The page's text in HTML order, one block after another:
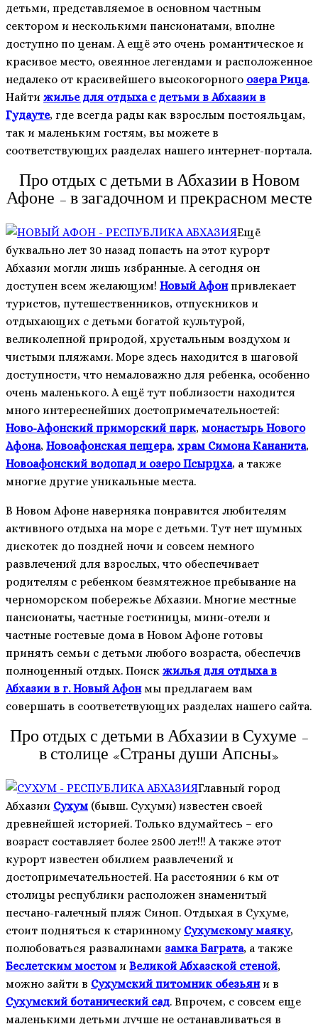
детьми, представляемое в основном частным
сектором и несколькими пансионатами, вполне
доступно по ценам. А ещё это очень романтическое и
красивое место, овеянное легендами и расположенное
недалеко от красивейшего высокогорного озера Рица.
Найти жилье для отдыха с детьми в Абхазии в
Гудауте, где всегда рады как взрослым постояльцам,
так и маленьким гостям, вы можете в
соответствующих разделах нашего интернет-портала.
Про отдых с детьми в Абхазии в Новом
Афоне – в загадочном и прекрасном месте
Ещё
буквально лет 30 назад попасть на этот курорт
Абхазии могли лишь избранные. А сегодня он
доступен всем желающим! Новый Афонпривлекает
туристов, путешественников, отпускников и
отдыхающих с детьми богатой культурой,
великолепной природой, хрустальным воздухом и
чистыми пляжами. Море здесь находится в шаговой
доступности, что немаловажно для ребенка, особенно
очень маленького. А ещё тут поблизости находится
много интереснейших достопримечательностей:
Ново-Афонский приморский парк, монастырь Нового
Афона, Новоафонская пещера, храм Симона Кананита,
Новоафонский водопад и озеро Псырцха, а также
многие другие уникальные места.
В Новом Афоне наверняка понравится любителям
активного отдыха на море с детьми. Тут нет шумных
дискотек до поздней ночи и совсем немного
развлечений для взрослых, что обеспечивает
родителям с ребенком безмятежное пребывание на
черноморском побережье Абхазии. Многие местные
пансионаты, частные гостиницы, мини-отели и
частные гостевые дома в Новом Афоне готовы
принять семьи с детьми любого возраста, обеспечив
полноценный отдых. Поиск жилья для отдыха в
Абхазии в г. Новый Афонмы предлагаем вам
совершать в соответствующих разделах нашего сайта.
Про отдых с детьми в Абхазии в Сухуме –
в столице «Страны души Апсны»
Главный город
Абхазии Сухум (бывш. Сухуми) известен своей
древнейшей историей. Только вдумайтесь – его
возраст составляет более 2500 лет!!! А также этот
курорт известен обилием развлечений и
достопримечательностей. На расстоянии 6 км от
столицы республики расположен знаменитый
песчано-галечный пляж Синоп. Отдыхая в Сухуме,
стоит подняться к старинному Сухумскому маяку,
полюбоваться развалинами замка Баграта, а также
Беслетским мостом и Великой Абхазской стеной,
можно зайти в Сухумский питомник обезьяни в
Сухумский ботанический сад. Впрочем, с совсем еще
маленькими детьми лучше не останавливаться в